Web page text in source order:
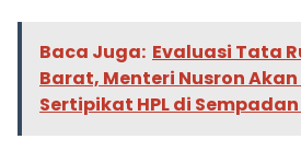
Baca Juga: Evaluasi Tata
Barat, Menteri Nusron
Sertipikat HPL di